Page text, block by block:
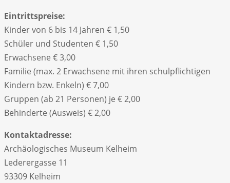
Eintrittspreise:
Kinder von 6 bis 14 Jahren € 1,50
Schüler und Studenten € 1,50
Erwachsene € 3,00
Familie (max. 2 Erwachsene mit ihren schulpflichtigen
Kindern bzw. Enkeln) € 7,00
Gruppen (ab 21 Personen) je € 2,00
Behinderte (Ausweis) € 2,00
Kontaktadresse:
Archäologisches Museum Kelheim
Lederergasse 11
93309 Kelheim